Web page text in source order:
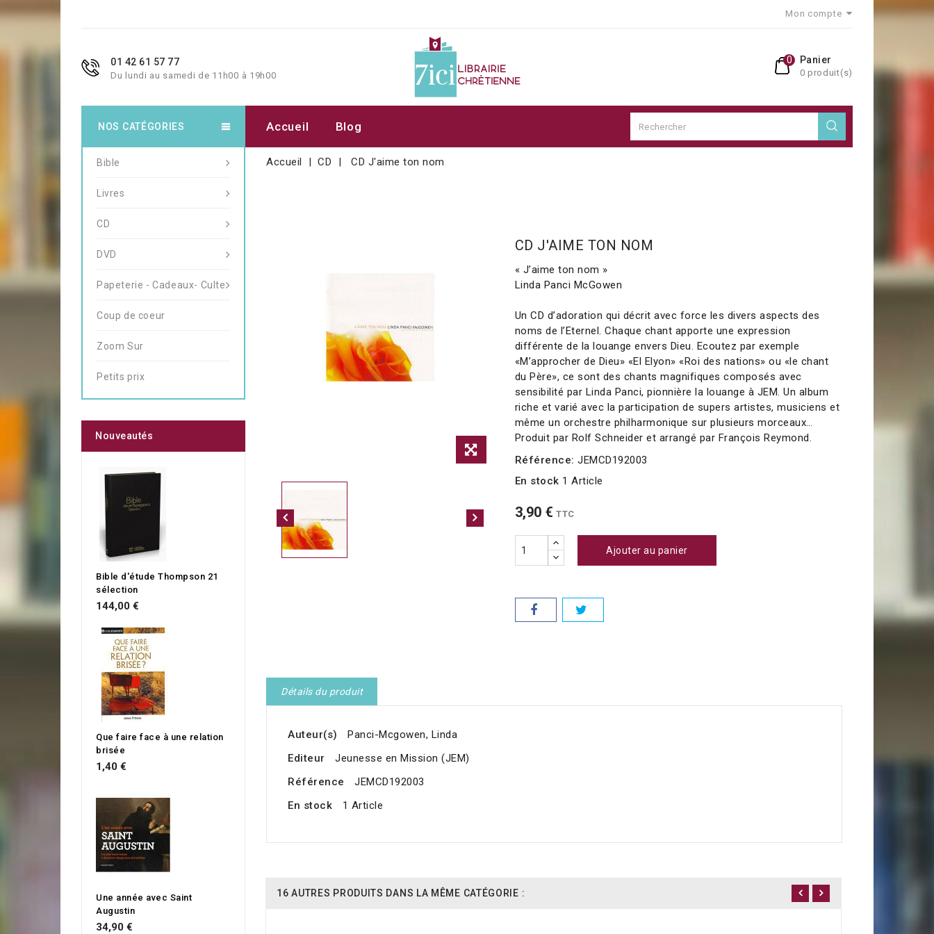
Mon compte
01 42 61 57 77
Du lundi au samedi de 11h00 à 19h00
Panier
0 produit(s)
0
Accueil Blog
Accueil CD CD J'aime ton nom
CD J'AIME TON NOM
« J’aime ton nom »
Linda Panci McGowen
Un CD d’adoration qui décrit avec force les divers aspects des
noms de l’Eternel. Chaque chant apporte une expression
différente de la louange envers Dieu. Ecoutez par exemple
«M’approcher de Dieu» «El Elyon» «Roi des nations» ou «le chant
du Père», ce sont des chants magnifiques composés avec
sensibilité par Linda Panci, pionnière la louange à JEM. Un album
riche et varié avec la participation de supers artistes, musiciens et
même un orchestre philharmonique sur plusieurs morceaux…
Produit par Rolf Schneider et arrangé par François Reymond.
Référence: JEMCD192003
En stock 1 Article
3,90 € TTC
Ajouter au panier
Détails du produit
Auteur(s)
Panci-Mcgowen, Linda
Editeur
Jeunesse en Mission (JEM)
Référence
JEMCD192003
En stock
1 Article
16 AUTRES PRODUITS DANS LA MÊME CATÉGORIE :
NOS CATÉGORIES
Bible
Livres
CD
DVD
Papeterie - Cadeaux- Culte
Coup de coeur
Zoom Sur
Petits prix
Nouveautés
Bible d'étude Thompson 21
sélection
144,00 €
Que faire face à une relation
brisée
1,40 €
Une année avec Saint
Augustin
34,90 €